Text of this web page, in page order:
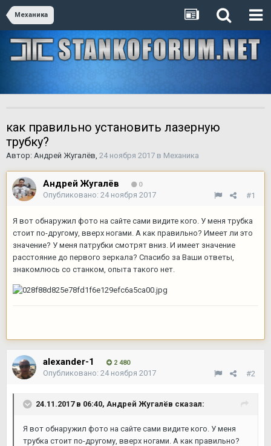
Механика
как правильно установить лазерную
трубку?
Автор: Андрей Жугалёв, 24 ноября 2017 в Механика
Андрей Жугалёв 0
#1
Опубликовано: 24 ноября 2017
Я вот обнаружил фото на сайте сами видите кого. У меня трубка
стоит по-другому, вверх ногами. А как правильно? Имеет ли это
значение? У меня патрубки смотрят вниз. И имеет значение
расстояние до первого зеркала? Спасибо за Ваши ответы,
знакомлюсь со станком, опыта такого нет.
alexander-1 2 480
#2
Опубликовано: 24 ноября 2017
24.11.2017 в 06:40, Андрей Жугалёв сказал:
Я вот обнаружил фото на сайте сами видите кого. У меня
трубка стоит по-другому, вверх ногами. А как правильно?